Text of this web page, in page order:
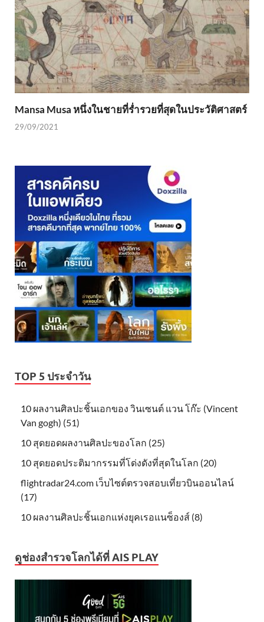
Mansa Musa หนึ่งในชายที่ร่ำรวยที่สุดในประวัติศาสตร์
29/09/2021
TOP 5 ประจำวัน
10 ผลงานศิลปะชิ้นเอกของ วินเซนต์ แวน โก๊ะ (Vincent
Van gogh) (51)
10 สุดยอดผลงานศิลปะของโลก (25)
10 สุดยอดประติมากรรมที่โด่งดังที่สุดในโลก (20)
flightradar24.com เว็บไซต์ตรวจสอบเที่ยวบินออนไลน์
(17)
10 ผลงานศิลปะชิ้นเอกแห่งยุคเรอแนซ็องส์ (8)
ดูช่องสำรวจโลกได้ที่ AIS PLAY